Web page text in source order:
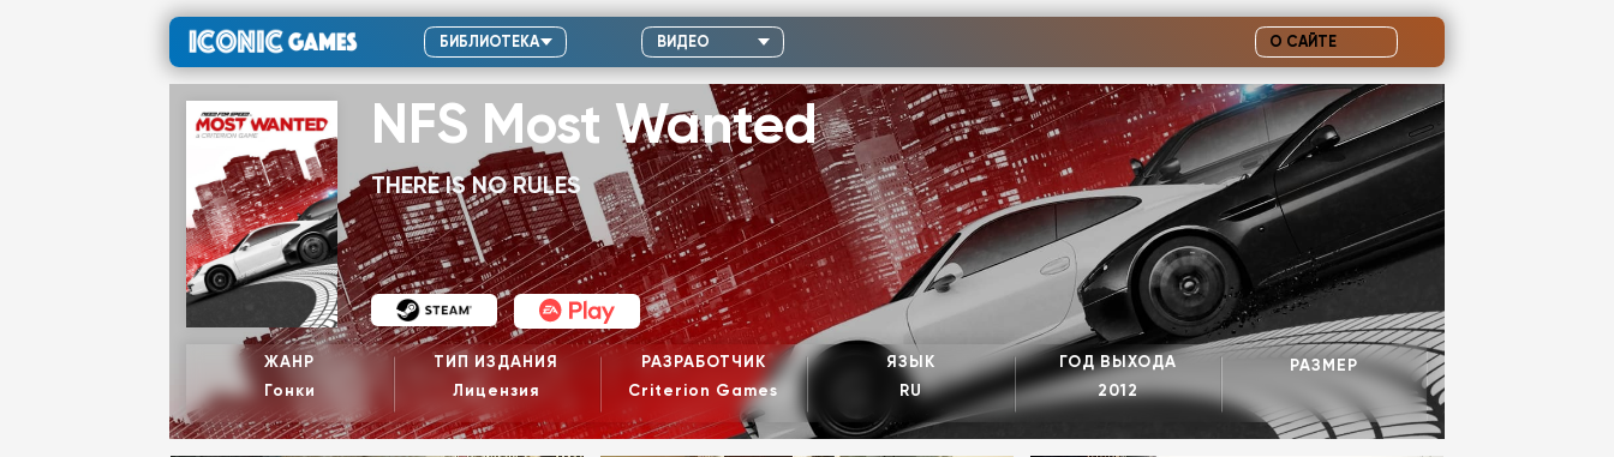
БИБЛИОТЕКА ВИДЕО О САЙТЕ
NFS Most Wanted
THERE IS NO RULES
ЖАНР
Гонки
ТИП ИЗДАНИЯ
Лицензия
РАЗРАБОТЧИК
Criterion Games
ЯЗЫК
RU
ГОД ВЫХОДА
2012
РАЗМЕР